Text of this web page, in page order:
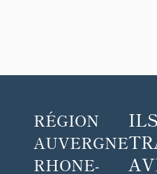
RÉGION
AUVERGNE
RHONE-
ILS